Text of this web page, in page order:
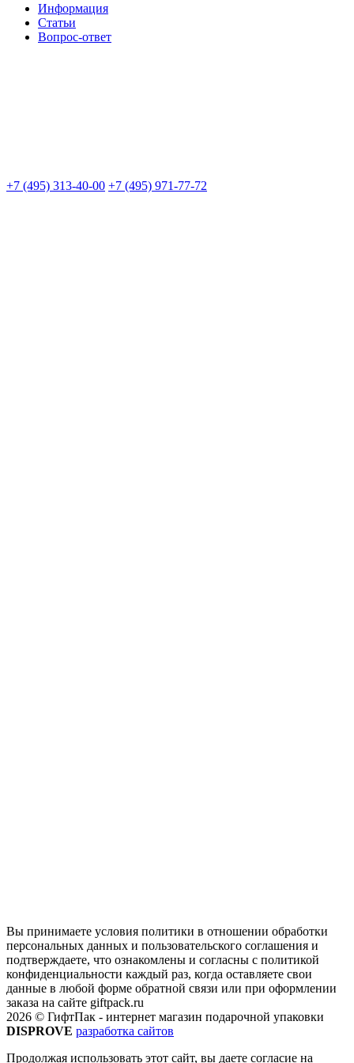
Информация
Статьи
Вопрос-ответ
+7 (495) 313-40-00 +7 (495) 971-77-72
Вы принимаете условия политики в отношении обработки
персональных данных и пользовательского соглашения и
подтверждаете, что ознакомлены и согласны с политикой
конфиденциальности каждый раз, когда оставляете свои
данные в любой форме обратной связи или при оформлении
заказа на сайте giftpack.ru
2026 © ГифтПак - интернет магазин подарочной упаковки
DISPROVE разработка сайтов
Продолжая использовать этот сайт, вы даете согласие на